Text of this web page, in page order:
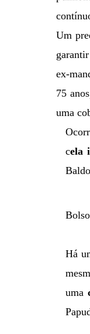
Um
ex-
75
uma
cela
Há
uma